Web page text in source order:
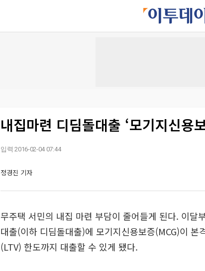
내집마련 디딤돌대출 ‘모기지신용
입력 2016-02-04 07:44
정경진 기자
무주택 서민의 내집 마련 부담이 줄어들게 된다. 이달
대출(이하 디딤돌대출)에 모기지신용보증(MCG)이 본
(LTV) 한도까지 대출할 수 있게 됐다.